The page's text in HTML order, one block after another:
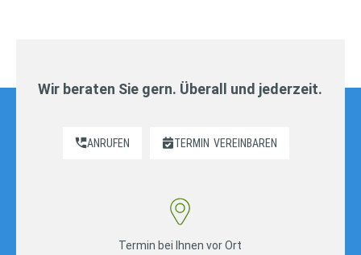
Wir beraten Sie gern. Überall und jederzeit.
ANRUFEN TERMIN VEREINBAREN
Termin bei Ihnen vor Ort